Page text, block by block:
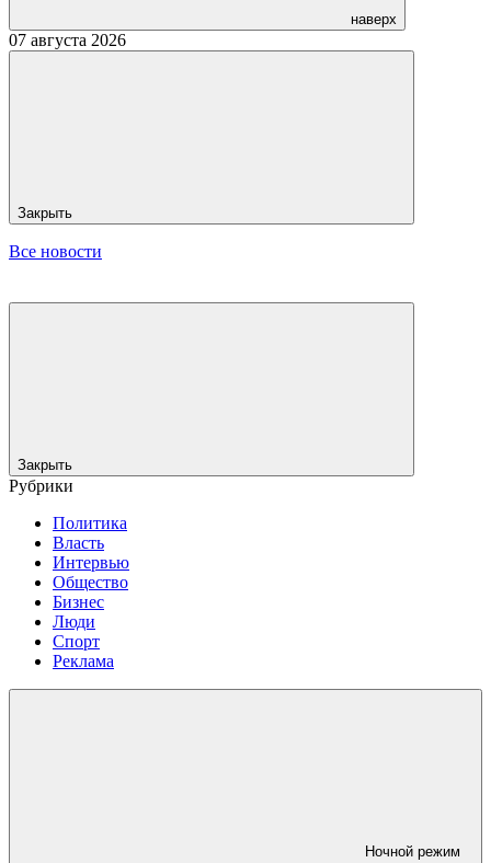
наверх
07 августа 2026
Закрыть
Все новости
Закрыть
Рубрики
Политика
Власть
Интервью
Общество
Бизнес
Люди
Спорт
Реклама
Ночной режим